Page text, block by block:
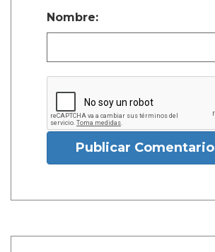
Nombre:
Publicar Comentario